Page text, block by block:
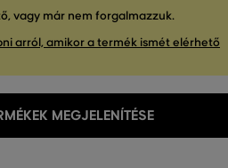
vagy már nem forgalmazzuk.
arról, amikor a termék ismét elérhető
MEGJELENÍTÉSE